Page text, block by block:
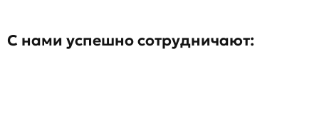
С нами успешно сотрудничают: